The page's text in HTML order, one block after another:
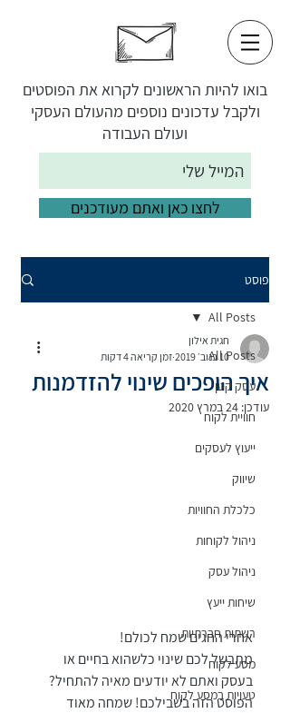
בואו להיות הראשונים לקרוא את הפוסטים
ולקבל עדכונים נוספים מהעולם העסקי
ועולם העבודה
לחצו כאן ואתם מעודכנים
פוסט
All Posts
עסק קטן
חוויית לקוח
ייעוץ לעסקים
שיווק
כלכלת החוויות
ניהול לקוחות
ניהול עסק
שיחות ייעץ
רשתות חברתיות
מסע לקוח
טעויות במסע לקוח
All Posts
איך הופכים שינוי להזדמנות
חגית אילון
10 בנוב׳ 2019
זמן קריאה 4 דקות
עודכן: 24 במרץ 2020
אחרי החגים שמח לכולם!
מתבשל לכם שינוי כלשהוא בחיים או
בעסק ואתם לא יודעים מאיה להתחיל?
הפוסט הזה בשבילכם! שמחה מאוד